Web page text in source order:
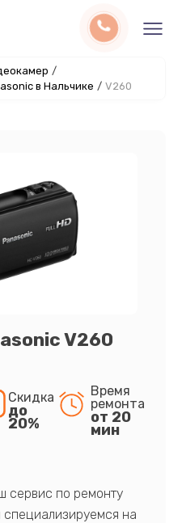
/
в Нальчике / V260
V260
Скидка
до
20%
Время
ремонта
от 20
мин
сервис по ремонту
на